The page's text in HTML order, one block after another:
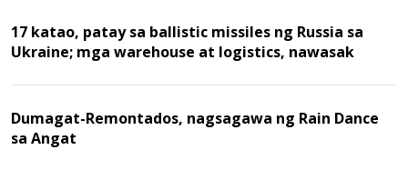
17 katao, patay sa ballistic missiles ng Russia sa
Ukraine; mga warehouse at logistics, nawasak
Dumagat-Remontados, nagsagawa ng Rain Dance
sa Angat